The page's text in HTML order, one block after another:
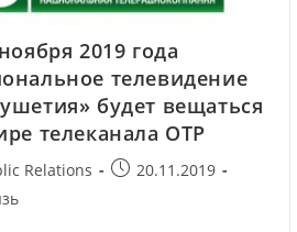
2019 года
телевидение
будет вещаться
телеканала ОТР
Relations
20.11.2019